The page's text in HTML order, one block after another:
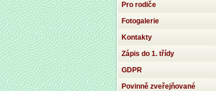
Pro rodiče
Fotogalerie
Kontakty
Zápis do 1. třídy
GDPR
Povinně zveřejňované